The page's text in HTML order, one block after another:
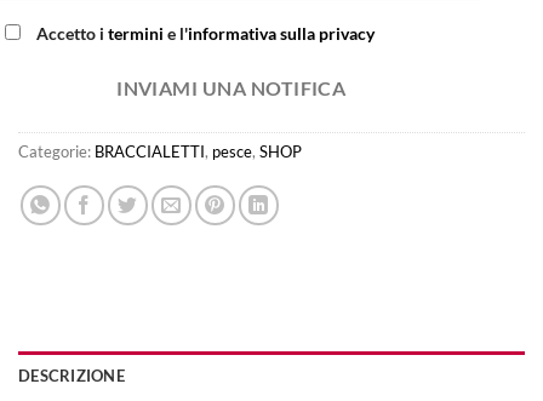
Accetto i termini e l'informativa sulla privacy
INVIAMI UNA NOTIFICA
Categorie: BRACCIALETTI, pesce, SHOP
DESCRIZIONE